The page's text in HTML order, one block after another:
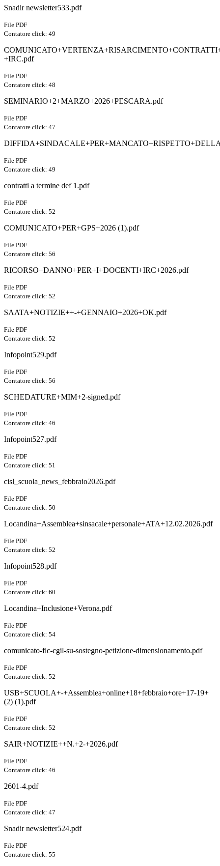
Snadir newsletter533.pdf
File PDF
Contatore click: 49
+IRC.pdf
File PDF
Contatore click: 48
SEMINARIO+2+MARZO+2026+PESCARA.pdf
File PDF
Contatore click: 47
File PDF
Contatore click: 49
contratti a termine def 1.pdf
File PDF
Contatore click: 52
COMUNICATO+PER+GPS+2026 (1).pdf
File PDF
Contatore click: 56
RICORSO+DANNO+PER+I+DOCENTI+IRC+2026.pdf
File PDF
Contatore click: 52
SAATA+NOTIZIE++-+GENNAIO+2026+OK.pdf
File PDF
Contatore click: 52
Infopoint529.pdf
File PDF
Contatore click: 56
SCHEDATURE+MIM+2-signed.pdf
File PDF
Contatore click: 46
Infopoint527.pdf
File PDF
Contatore click: 51
cisl_scuola_news_febbraio2026.pdf
File PDF
Contatore click: 50
Locandina+Assemblea+sinsacale+personale+ATA+12.02.2026.pdf
File PDF
Contatore click: 52
Infopoint528.pdf
File PDF
Contatore click: 60
Locandina+Inclusione+Verona.pdf
File PDF
Contatore click: 54
comunicato-flc-cgil-su-sostegno-petizione-dimensionamento.pdf
File PDF
Contatore click: 52
USB+SCUOLA+-+Assemblea+online+18+febbraio+ore+17-19+
(2) (1).pdf
File PDF
Contatore click: 52
SAIR+NOTIZIE++N.+2-+2026.pdf
File PDF
Contatore click: 46
2601-4.pdf
File PDF
Contatore click: 47
Snadir newsletter524.pdf
File PDF
Contatore click: 55